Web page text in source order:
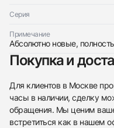
Серия
Примечание
Абсолютно новые,
Покупка и
Для клиентов в Москве
часы в наличии, сделку
обращения. Мы ценим
встретиться как в нашем